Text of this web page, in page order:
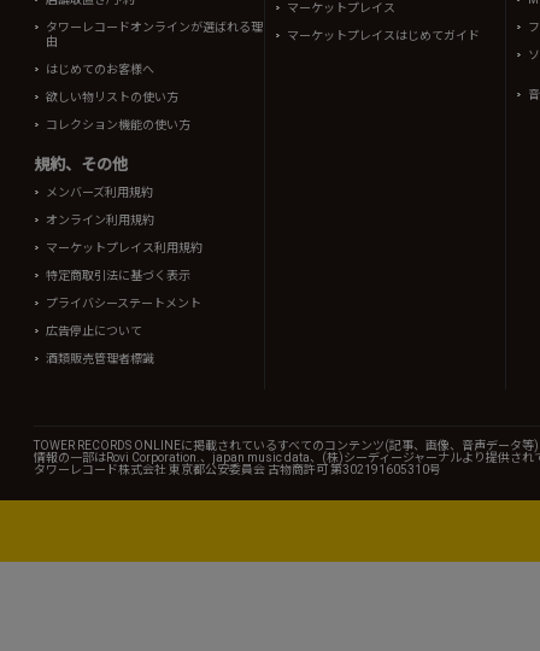
タワーレコードオンラインが選ばれる理
由
はじめてのお客様へ
欲しい物リストの使い方
コレクション機能の使い方
規約、その他
メンバーズ利用規約
オンライン利用規約
マーケットプレイス利用規約
特定商取引法に基づく表示
プライバシーステートメント
広告停止について
酒類販売管理者標識
マーケットプレイス
マーケットプレイスはじめてガイド
TOWER RECORDS ONLINEに掲載されているすべてのコンテンツ(記事、画像、音声データ
情報の一部はRovi Corporation.、japan music data、(株)シーディージャーナルより提供され
タワーレコード株式会社 東京都公安委員会 古物商許可 第302191605310号